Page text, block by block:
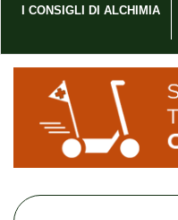
I CONSIGLI DI ALCHIMIA